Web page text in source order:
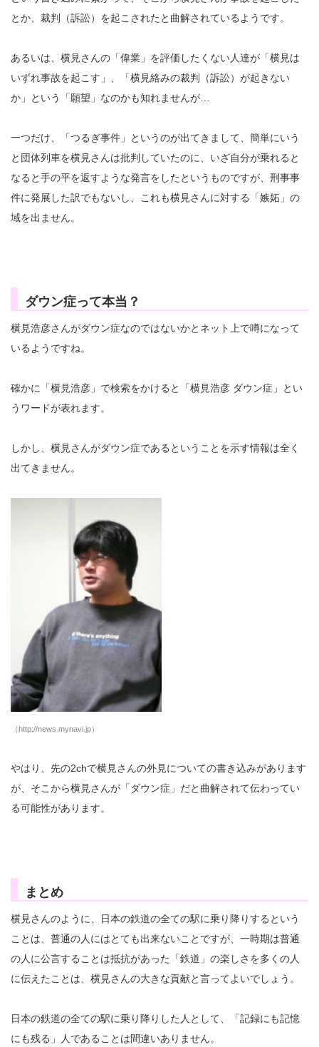
とか、裁判（訴訟）を起こされたと曲解されているようです。
あるいは、横見さんの「偉業」を評価したくない人達が「横見は
いずれ事故を起こす」、「横見絡みの裁判（訴訟）が起きない
か」という「願望」なのかも知れませんが…
一つだけ、「つるぎ事件」というのが出てきまして、簡単にいう
と団体列車を横見さんは批判していたのに、いざ自分が乗れると
なると手の平を返すような発言をしたというものですが、刑事事
件に発展した訳でもないし、これも横見さんに対する「嫉妬」の
域を出ません。
ダウン症って本当？
横見浩彦さんがダウン症なのではないかとネット上で噂になって
いるようですね。
確かに「横見浩彦」で検索をかけると「横見浩彦 ダウン症」とい
うワードが表れます。
しかし、横見さんがダウン症であるということを示す情報は全く
出てきません。
（http://news.mynavi.jp）
やはり、先の2chで横見さんの外見についての書き込みがあります
が、そこから横見さんが「ダウン症」だと曲解されて伝わってい
る可能性があります。
まとめ
横見さんのように、日本の鉄道の全ての駅に乗り降りするという
ことは、普通の人にはとても出来ないことですが、一時期は普通
の人に公言することは抵抗があった「鉄道」の楽しさを多くの人
に伝えたことは、横見さんの大きな貢献と言ってよいでしょう。
日本の鉄道の全ての駅に乗り降りした人として、「記録にも記憶
にも残る」人であることは間違いありません。